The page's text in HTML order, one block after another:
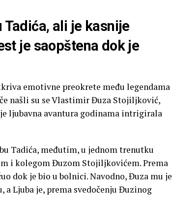
ali je kasnije
je saopštena dok je
emotivne preokrete među legendama
našli su se Vlastimir Đuza Stojiljković,
ljubavna avantura godinama intrigirala
Tadića, međutim, u jednom trenutku
i kolegom Đuzom Stojiljkovićem. Prema
dok je bio u bolnici. Navodno, Đuza mu je
Ljuba je, prema svedočenju Đuzinog